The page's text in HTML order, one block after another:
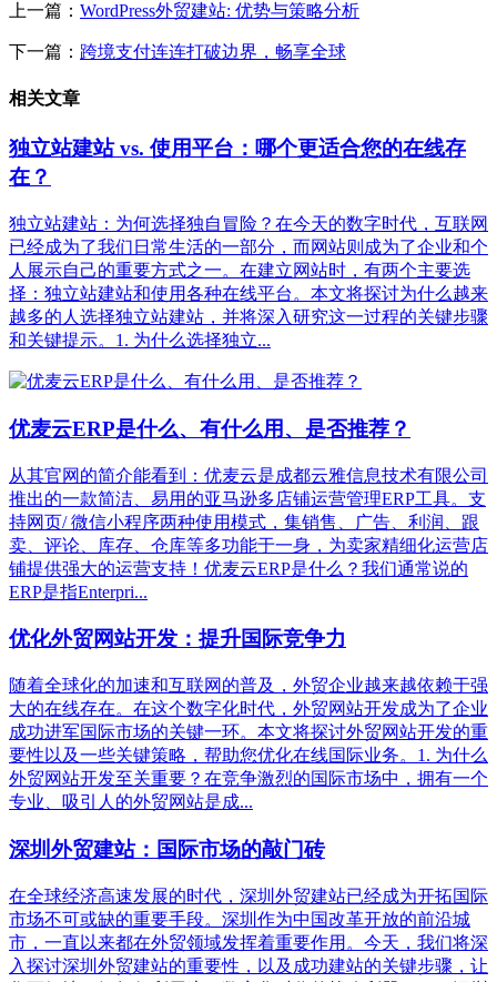
上一篇： WordPress外贸建站: 优势与策略分析
下一篇： 跨境支付连连打破边界，畅享全球
相关文章
独立站建站 vs. 使用平台：哪个更适合您的在线存
在？
独立站建站：为何选择独自冒险？在今天的数字时代，互联网
已经成为了我们日常生活的一部分，而网站则成为了企业和个
人展示自己的重要方式之一。在建立网站时，有两个主要选
择：独立站建站和使用各种在线平台。本文将探讨为什么越来
越多的人选择独立站建站，并将深入研究这一过程的关键步骤
和关键提示。1. 为什么选择独立...
优麦云ERP是什么、有什么用、是否推荐？
从其官网的简介能看到：优麦云是成都云雅信息技术有限公司
推出的一款简洁、易用的亚马逊多店铺运营管理ERP工具。支
持网页/ 微信小程序两种使用模式，集销售、广告、利润、跟
卖、评论、库存、仓库等多功能于一身，为卖家精细化运营店
铺提供强大的运营支持！优麦云ERP是什么？我们通常说的
ERP是指Enterpri...
优化外贸网站开发：提升国际竞争力
随着全球化的加速和互联网的普及，外贸企业越来越依赖于强
大的在线存在。在这个数字化时代，外贸网站开发成为了企业
成功进军国际市场的关键一环。本文将探讨外贸网站开发的重
要性以及一些关键策略，帮助您优化在线国际业务。1. 为什么
外贸网站开发至关重要？在竞争激烈的国际市场中，拥有一个
专业、吸引人的外贸网站是成...
深圳外贸建站：国际市场的敲门砖
在全球经济高速发展的时代，深圳外贸建站已经成为开拓国际
市场不可或缺的重要手段。深圳作为中国改革开放的前沿城
市，一直以来都在外贸领域发挥着重要作用。今天，我们将深
入探讨深圳外贸建站的重要性，以及成功建站的关键步骤，让